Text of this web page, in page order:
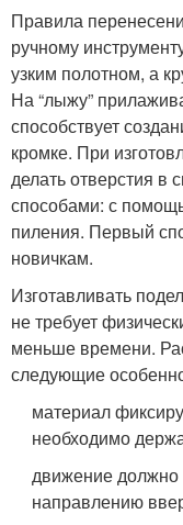
Правила
ручному
узким полотном, а
На “лыжу”
способствует
кромке. При
делать отверстия в
способами: с
пиления. Первый
новичкам.
Изготавливать
не требует
меньше времени.
следующие
материал
необходимо
движение должно
направлению